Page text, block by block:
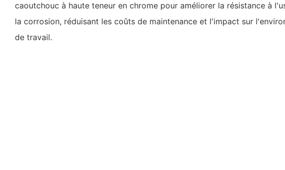
caoutchouc à haute teneur en chrome pour améliorer la résistance à
la corrosion, réduisant les coûts de maintenance et l'impact sur
de travail.